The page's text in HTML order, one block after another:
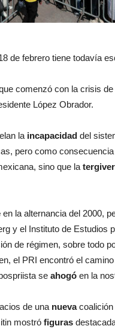
de febrero tiene todavía
comenzó con la crisis
López Obrador.
la incapacidad del
pero como
sino que la
en la alternancia del 2000,
y el Instituto de Estudios
de régimen, sobre todo
el PRI encontró el
se ahogó en la
de una nuevacoalición
mostró figuras